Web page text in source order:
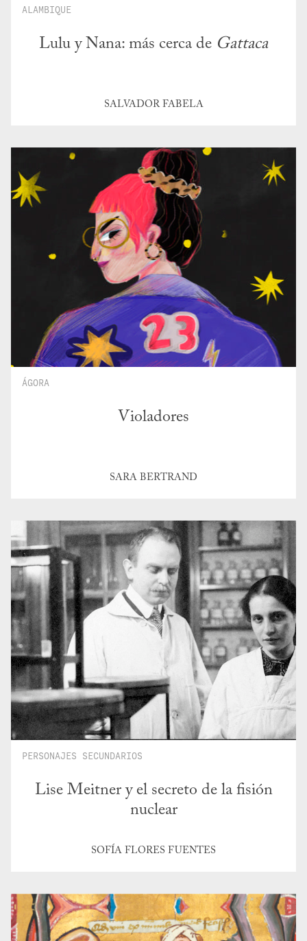
ALAMBIQUE
Lulu y Nana: más cerca de Gattaca
SALVADOR FABELA
ÁGORA
Violadores
SARA BERTRAND
PERSONAJES SECUNDARIOS
Lise Meitner y el secreto de la fisión
nuclear
SOFÍA FLORES FUENTES